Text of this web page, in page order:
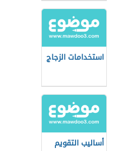
استخدامات الزجاج
أساليب التقويم